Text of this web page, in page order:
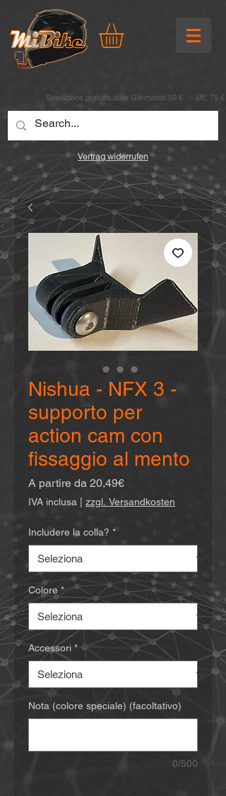
Spedizione gratuita dalla Germania: 50 € UE: 75 €
Vertrag widerrufen
Nishua - NFX 3 -
supporto per
action cam con
fissaggio al mento
A partire da 20,49€Prezzo
scontato
IVA inclusa zzgl. Versandkosten
Includere la colla? *
Colore *
Accessori *
Nota (colore speciale) (facoltativo)
0/500